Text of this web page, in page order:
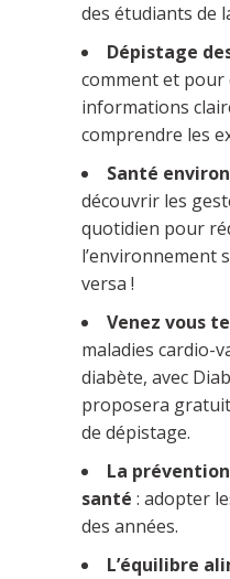
des étudiants de
Dépistage
comment et pour
informations
comprendre les
Santé
découvrir les
quotidien pour
l’environnement
versa !
Venez vous
maladies cardio-
diabète, avec
proposera
de dépistage.
La
santé : adopter
des années.
L’équilibre